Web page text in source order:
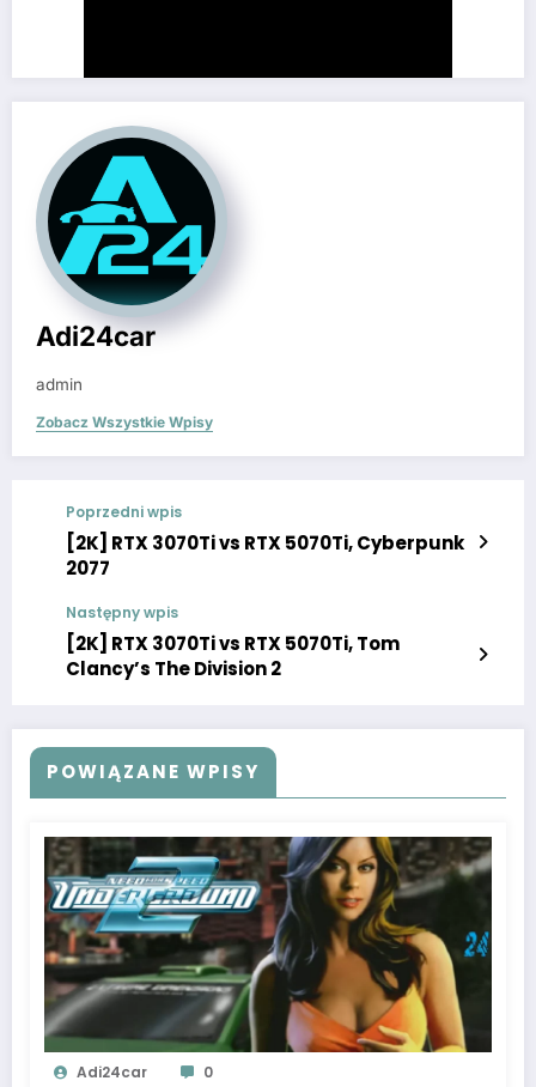
Adi24car
admin
Zobacz Wszystkie Wpisy
Poprzedni wpis
[2K] RTX 3070Ti vs RTX 5070Ti, Cyberpunk
2077
Następny wpis
[2K] RTX 3070Ti vs RTX 5070Ti, Tom
Clancy’s The Division 2
POWIĄZANE WPISY
Adi24car 0